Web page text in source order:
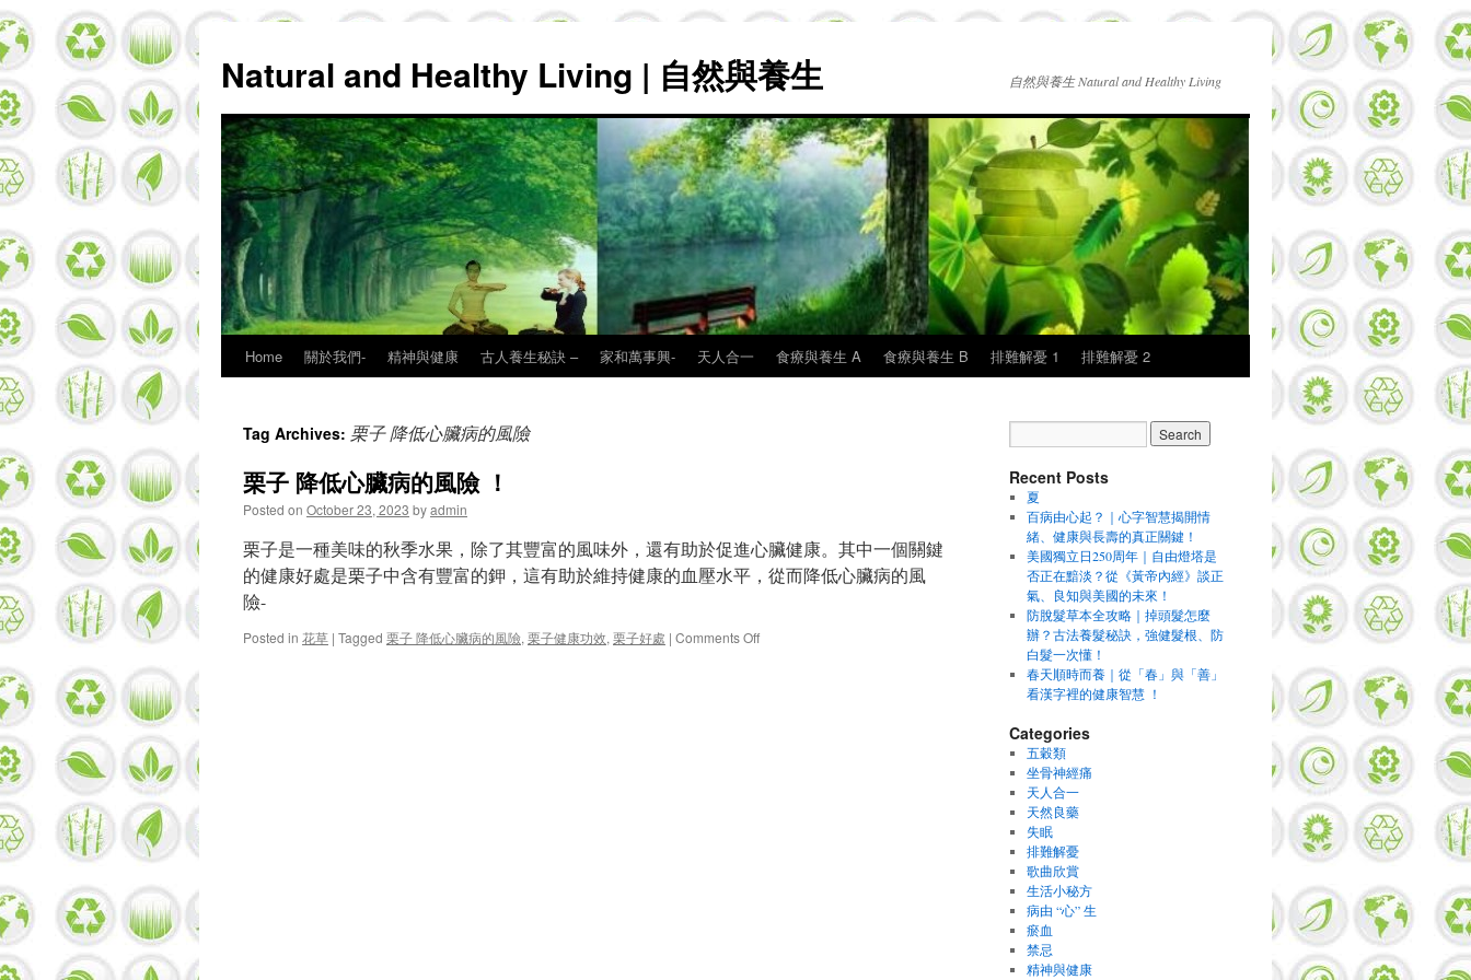
Natural and Healthy Living | 自然與養生 自然與養生 Natural and Healthy Living
Skip
content
Home 關於我們- 精神與健康 古人養生秘訣 – 家和萬事興- 天人合一 食療與養生 A 食療與養生 B 排難解憂 1 排難解憂 2
Tag Archives: 栗子 降低心臟病的風險
栗子 降低心臟病的風險 ！
Posted on October 23, 2023 byadmin
栗子是一種美味的秋季水果，除了其豐富的風味外，還有助於促進心臟健康。其中一個關鍵
的健康好處是栗子中含有豐富的鉀，這有助於維持健康的血壓水平，從而降低心臟病的風
險-
Posted in 花草 | Tagged 栗子 降低心臟病的風險, 栗子健康功效, 栗子好處 | Comments Offon
Recent Posts
夏
百病由心起？｜心字智慧揭開情
緒、健康與長壽的真正關鍵！
美國獨立日250周年｜自由燈塔是
否正在黯淡？從《黃帝內經》談正
氣、良知與美國的未來！
防脫髮草本全攻略｜掉頭髮怎麼
辦？古法養髮秘訣，強健髮根、防
白髮一次懂！
春天順時而養｜從「春」與「善」
看漢字裡的健康智慧 ！
Categories
五穀類
坐骨神經痛
天人合一
天然良藥
失眠
排難解憂
歌曲欣賞
生活小秘方
病由 “心” 生
瘀血
禁忌
精神與健康